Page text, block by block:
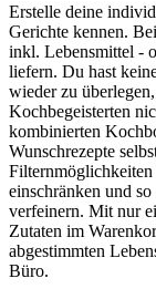
Erstelle deine
Gerichte kennen.
inkl. Lebensmittel -
liefern. Du hast
wieder zu
Kochbegeisterten
kombinierten
Wunschrezepte
einschränken und
verfeinern. Mit nur
Zutaten im
abgestimmten
Büro.